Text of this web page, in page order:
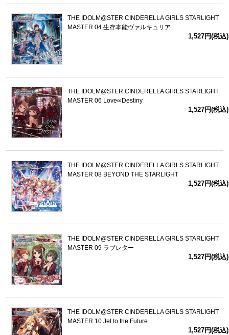
THE IDOLM@STER CINDERELLA GIRLS STARLIGHT
MASTER 04 生存本能ヴァルキュリア
1,527円(税込)
THE IDOLM@STER CINDERELLA GIRLS STARLIGHT
MASTER 06 Love∞Destiny
1,527円(税込)
THE IDOLM@STER CINDERELLA GIRLS STARLIGHT
MASTER 08 BEYOND THE STARLIGHT
1,527円(税込)
THE IDOLM@STER CINDERELLA GIRLS STARLIGHT
MASTER 09 ラブレター
1,527円(税込)
THE IDOLM@STER CINDERELLA GIRLS STARLIGHT
MASTER 10 Jet to the Future
1,527円(税込)